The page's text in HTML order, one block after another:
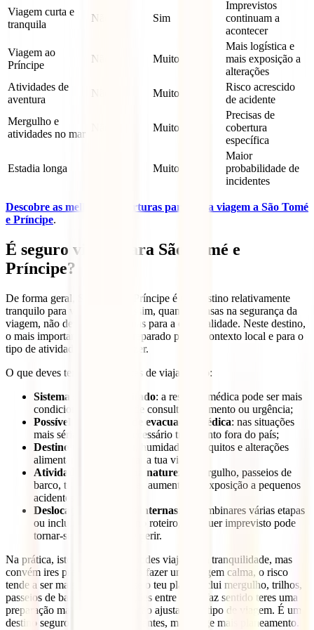
Viagem curta e
tranquila
Não Sim
Imprevistos
continuam a
acontecer
Viagem ao
Príncipe
Não Muito
Mais logística e
mais exposição a
alterações
Atividades de
aventura
Não Muito
Risco acrescido
de acidente
Mergulho e
atividades no mar
Muito
Precisas de
cobertura
específica
Estadia longa Muito
Maior
probabilidade de
incidentes
Descobre as melhores coberturas para a tua viagem a São Tomé
e Príncipe.
É seguro viajar para São Tomé e
Príncipe?
De forma geral, São Tomé e Príncipe é um destino relativamente
tranquilo para viajar. Ainda assim, quando pensas na segurança da
viagem, não deves olhar apenas para a criminalidade. Neste destino,
o mais importante é estares preparado para o contexto local e para o
tipo de atividades que vais fazer.
O que deves ter em conta antes de viajar é isto:
Sistema sanitário limitado: a resposta médica pode ser mais
condicionada em caso de consulta, tratamento ou urgência;
Possível necessidade de evacuação médica: nas situações
mais sérias, pode ser necessário tratamento fora do país;
Destino tropical
: calor, humidade, mosquitos e alterações
alimentares podem afetar a tua viagem;
Atividades no mar e na natureza
: mergulho, passeios de
barco, trilhos e excursões aumentam a exposição a pequenos
acidentes;
Deslocações e ligações internas : se combinares várias etapas
ou incluíres o Príncipe no roteiro, qualquer imprevisto pode
tornar-se mais difícil de gerir.
Na prática, isto significa que podes viajar com tranquilidade, mas
convém ires preparado. Se vais fazer uma viagem calma, o risco
tende a ser mais controlável; se o teu plano inclui mergulho, trilhos,
passeios de barco ou deslocações entre ilhas, faz sentido teres uma
preparação maior e uma proteção ajustada ao tipo de viagem. É um
destino seguro para muitos viajantes, mas exige mais planeamento.